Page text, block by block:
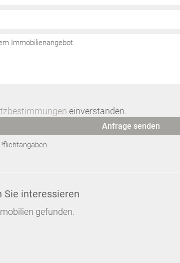
einverstanden.
Anfrage senden
Sie interessieren
gefunden.